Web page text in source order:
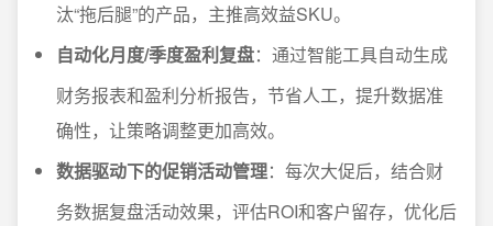
汰“拖后腿”的产品，主推高效益SKU。
自动化月度/季度盈利复盘：通过智能工具自动生成
财务报表和盈利分析报告，节省人工，提升数据准
确性，让策略调整更加高效。
数据驱动下的促销活动管理：每次大促后，结合财
务数据复盘活动效果，评估ROI和客户留存，优化后